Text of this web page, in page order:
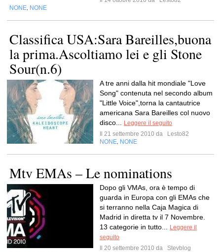
NONE NONE
Classifica USA:Sara Bareilles,buona
la prima.Ascoltiamo lei e gli Stone
Sour(n.6)
A tre anni dalla hit mondiale "Love
Song" contenuta nel secondo album
"Little Voice",torna la cantautrice
americana Sara Bareilles col nuovo
disco...
Leggere il seguito
Il 21 settembre 2010 da
Lesto82
NONE NONE
Mtv EMAs – Le nominations
Dopo gli VMAs, ora è tempo di
guarda in Europa con gli EMAs che
si terranno nella Caja Magica di
Madrid in diretta tv il 7 Novembre.
13 categorie in tutto...
Leggere il
seguito
Il 20 settembre 2010 da
Stevblog